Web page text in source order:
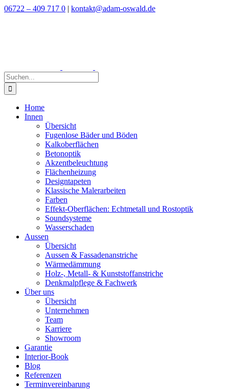
Zum
06722 – 409 717 0 | kontakt@adam-oswald.de
Suche
nach:
Home
Innen
Übersicht
Fugenlose Bäder und Böden
Kalkoberflächen
Betonoptik
Akzentbeleuchtung
Flächenheizung
Designtapeten
Klassische Malerarbeiten
Farben
Effekt-Oberflächen: Echtmetall und Rostoptik
Soundsysteme
Wasserschaden
Aussen
Übersicht
Aussen & Fassadenanstriche
Wärmedämmung
Holz-, Metall- & Kunststoffanstriche
Denkmalpflege & Fachwerk
Über uns
Übersicht
Unternehmen
Team
Karriere
Showroom
Garantie
Interior-Book
Blog
Referenzen
Terminvereinbarung